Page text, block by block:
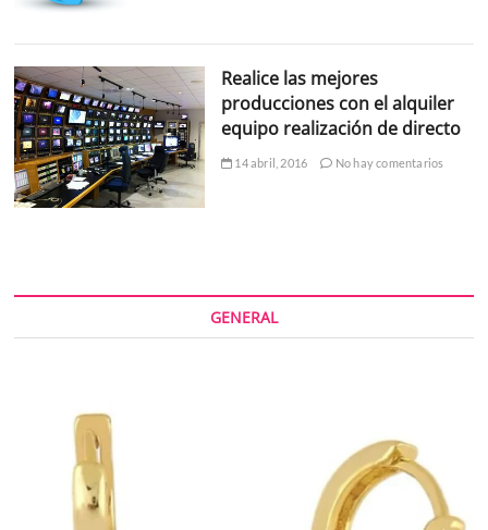
Realice las mejores
producciones con el alquiler
equipo realización de directo
14 abril, 2016 No hay comentarios
GENERAL